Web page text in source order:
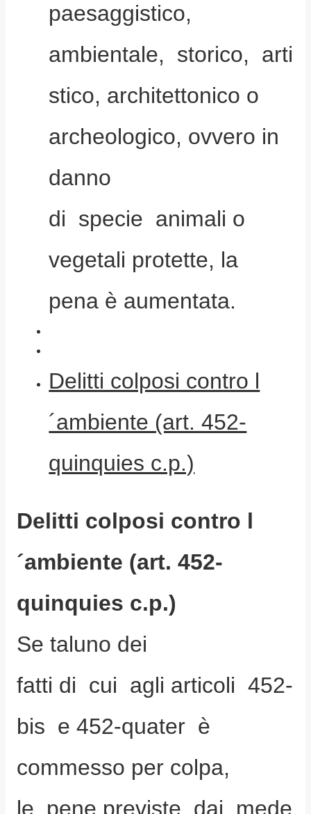
paesaggistico,
ambientale, storico, arti
stico, architettonico o
archeologico, ovvero in
danno
di specie animali o
vegetali protette, la
pena è aumentata.
Delitti colposi contro l
´ambiente (art. 452-
quinquies c.p.)
Delitti colposi contro l
´ambiente (art. 452-
quinquies c.p.)
Se taluno dei
fatti di cui agli articoli 452-
bis e 452-quater è
commesso per colpa,
le pene previste dai mede